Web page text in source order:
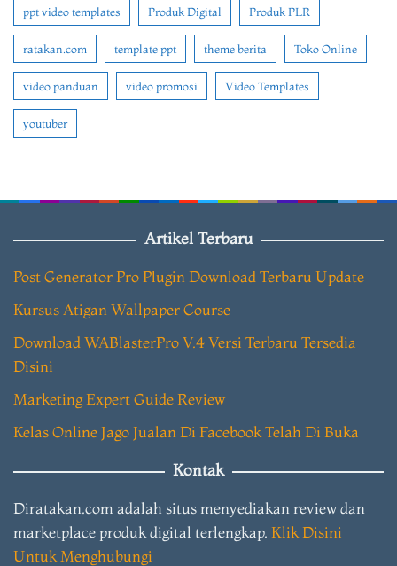
ppt video templates Produk Digital Produk PLR
ratakan.com template ppt theme berita Toko Online
video panduan video promosi Video Templates
youtuber
Artikel Terbaru
Post Generator Pro Plugin Download Terbaru Update
Kursus Atigan Wallpaper Course
Download WABlasterPro V.4 Versi Terbaru Tersedia
Disini
Marketing Expert Guide Review
Kelas Online Jago Jualan Di Facebook Telah Di Buka
Kontak
Diratakan.com adalah situs menyediakan review dan
marketplace produk digital terlengkap. Klik Disini
Untuk Menghubungi